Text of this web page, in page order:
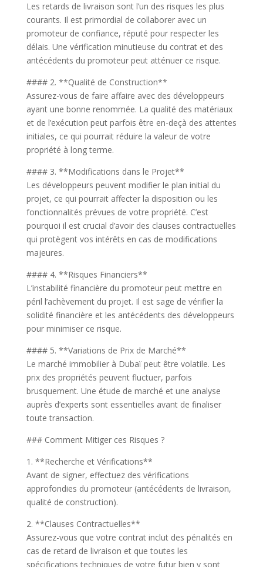
Les retards de livraison sont l’un des risques les plus
courants. Il est primordial de collaborer avec un
promoteur de confiance, réputé pour respecter les
délais. Une vérification minutieuse du contrat et des
antécédents du promoteur peut atténuer ce risque.
#### 2. **Qualité de Construction**
Assurez-vous de faire affaire avec des développeurs
ayant une bonne renommée. La qualité des matériaux
et de l’exécution peut parfois être en-deçà des attentes
initiales, ce qui pourrait réduire la valeur de votre
propriété à long terme.
#### 3. **Modifications dans le Projet**
Les développeurs peuvent modifier le plan initial du
projet, ce qui pourrait affecter la disposition ou les
fonctionnalités prévues de votre propriété. C’est
pourquoi il est crucial d’avoir des clauses contractuelles
qui protègent vos intérêts en cas de modifications
majeures.
#### 4. **Risques Financiers**
L’instabilité financière du promoteur peut mettre en
péril l’achèvement du projet. Il est sage de vérifier la
solidité financière et les antécédents des développeurs
pour minimiser ce risque.
#### 5. **Variations de Prix de Marché**
Le marché immobilier à Dubaï peut être volatile. Les
prix des propriétés peuvent fluctuer, parfois
brusquement. Une étude de marché et une analyse
auprès d’experts sont essentielles avant de finaliser
toute transaction.
### Comment Mitiger ces Risques ?
1. **Recherche et Vérifications**
Avant de signer, effectuez des vérifications
approfondies du promoteur (antécédents de livraison,
qualité de construction).
2. **Clauses Contractuelles**
Assurez-vous que votre contrat inclut des pénalités en
cas de retard de livraison et que toutes les
spécifications techniques de votre futur bien y sont